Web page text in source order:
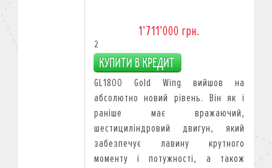
1’711’000 грн.
2
GL1800 Gold Wing вийшов на
абсолютно новий рівень. Він як і
раніше має вражаючий,
шестициліндровий двигун, який
забезпечує лавину крутного
моменту і потужності, а також